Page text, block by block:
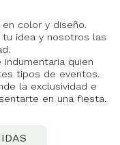
color y diseño.
idea y nosotros las
quien
tipos de eventos.
la exclusividad e
en una fiesta.